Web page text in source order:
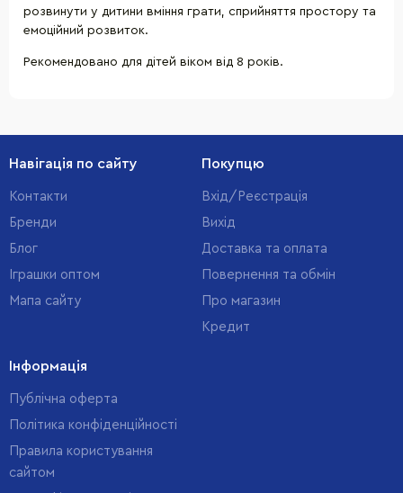
розвинути у дитини вміння грати, сприйняття простору та
емоційний розвиток.
Рекомендовано для дітей віком від 8 років.
Навігація по сайту
Контакти
Бренди
Блог
Іграшки оптом
Мапа сайту
Покупцю
Вхід/Реєстрація
Вихід
Доставка та оплата
Повернення та обмін
Про магазин
Кредит
Інформація
Публічна оферта
Політика конфіденційності
Правила користування
сайтом